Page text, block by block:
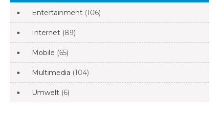
Entertainment (106)
Internet (89)
Mobile (65)
Multimedia (104)
Umwelt (6)